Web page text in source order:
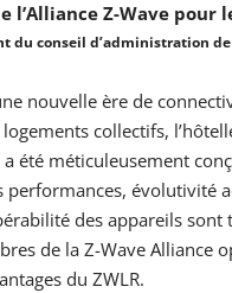
l’Alliance Z-Wave
du conseil d’administration
nouvelle ère de
collectifs,
a été méticuleusement
évolutivité
des appareils sont
de la Z-Wave Alliance
du ZWLR.